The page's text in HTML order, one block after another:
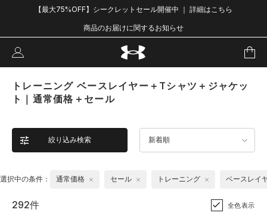
【最大75%OFF】シークレットセール開催中 ｜ 詳細はこちら
商品のお届けに関するお知らせ
トレーニング ベースレイヤー＋Tシャツ＋ジャケッ
ト｜通常価格＋セール
絞り込み検索 新着順
選択中の条件： 通常価格 セール トレーニング ベースレイ
292件 全色表示